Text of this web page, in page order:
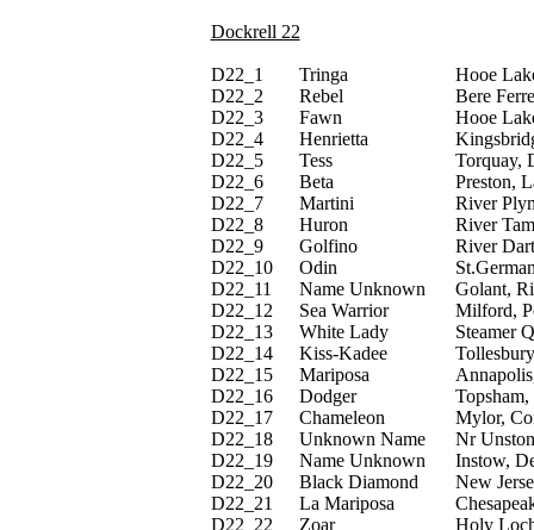
Dockrell 22
D22_ 1 Tringa
Hooe
D22_ 2 Rebel
Bere
D22_ 3 Fawn
Hooe
D22_ 4 Henrietta
D22_ 5 Tess
Torquay,
D22_ 6 Beta
Preston,
D22_ 7 Martini
River
D22_ 8 Huron
River
D22_ 9 Golfino
River
D22_ 10 Odin
D22_ 11 Name Unknown
Golant,
D22_ 12 Sea Warrior
Milford,
D22_ 13 White Lady
Steamer
D22_ 14 Kiss-Kadee
D22_ 15 Mariposa
D22_ 16 Dodger
D22_ 17 Chameleon
Mylor,
D22_ 18 Unknown Name
Nr
D22_ 19 Name Unknown
Instow,
D22_ 20 Black Diamond
New
D22_ 21 La Mariposa
D22_ 22 Zoar
Holy